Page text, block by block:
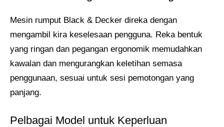
Mesin rumput Black & Decker direka dengan
mengambil kira keselesaan pengguna. Reka bentuk
yang ringan dan pegangan ergonomik memudahkan
kawalan dan mengurangkan keletihan semasa
penggunaan, sesuai untuk sesi pemotongan yang
panjang.
Pelbagai Model untuk Keperluan